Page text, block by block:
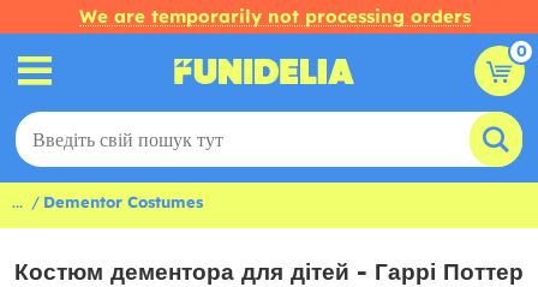
We are temporarily not processing orders
0
... Dementor Costumes
Костюм дементора для дітей - Гаррі Поттер